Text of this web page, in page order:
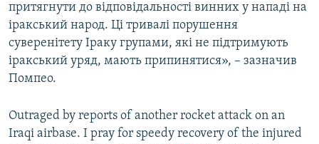
притягнути до відповідальності винних у нападі на
іракський народ. Ці тривалі порушення
суверенітету Іраку групами, які не підтримують
іракський уряд, мають припинятися», – зазначив
Помпео.
Outraged by reports of another rocket attack on an
Iraqi airbase. I pray for speedy recovery of the injured